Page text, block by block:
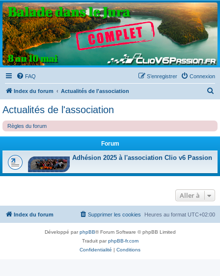
Clio V6 Passion
Le site français des passionnés de Clio V6
FAQ Connexion
S’enregistrer
Index du forum Actualités de l'association
e
r
h
Actualités de l'association
Règles du forum
Forum
Adhésion 2025 à l'association Clio v6 Passion
Aller à
Index du forum Heures au format UTC+02:00
Supprimer les cookies
Développé parphpBB® Forum Software © phpBB Limited
Traduit parphpBB-fr.com
Confidentialité
Conditions